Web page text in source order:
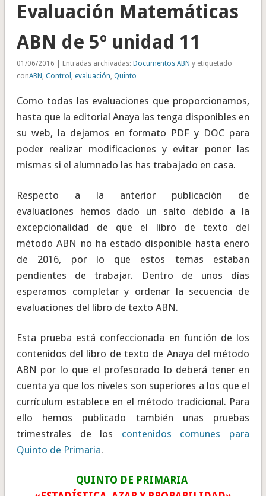
Evaluación Matemáticas
ABN de 5º unidad 11
01/06/2016 | Entradas archivadas: Documentos ABN y etiquetado
conABN , Control , evaluación, Quinto
Como todas las evaluaciones que proporcionamos,
hasta que la editorial Anaya las tenga disponibles en
su web, la dejamos en formato PDF y DOC para
poder realizar modificaciones y evitar poner las
mismas si el alumnado las has trabajado en casa.
Respecto a la anterior publicación de
evaluaciones hemos dado un salto debido a la
excepcionalidad de que el libro de texto del
método ABN no ha estado disponible hasta enero
de 2016, por lo que estos temas estaban
pendientes de trabajar. Dentro de unos días
esperamos completar y ordenar la secuencia de
evaluaciones del libro de texto ABN.
Esta prueba está confeccionada en función de los
contenidos del libro de texto de Anaya del método
ABN por lo que el profesorado lo deberá tener en
cuenta ya que los niveles son superiores a los que el
currículum establece en el método tradicional. Para
ello hemos publicado también unas pruebas
trimestrales de los contenidos comunes para
Quinto de Primaria.
QUINTO DE PRIMARIA